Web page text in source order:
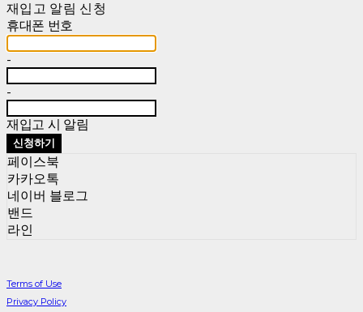
재입고 알림 신청
휴대폰 번호
-
-
재입고 시 알림
신청하기
페이스북
카카오톡
네이버 블로그
밴드
라인
Terms of Use
Privacy Policy